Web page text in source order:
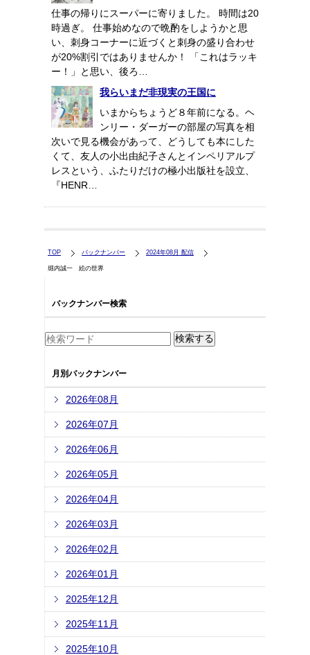
仕事の帰りにスーパーに寄りました。 時間は20
時過ぎ。 仕事始めなので晩酌をしようかと思
い、刺身コーナーに近づくと刺身の盛り合わせ
が20%割引ではありませんか！ 「これはラッキ
ー！」と思い、後ろ…
我らいまだ非現実の王国に
いまからちょうど８年前になる。ヘ
ンリー・ダーガーの部屋の写真を相
次いで見る機会があって、どうしても本にした
くて、友人の小出由紀子さんとインペリアルプ
レスという、ふたりだけの極小出版社を設立、
『HENR…
TOP バックナンバー 2024年08月 配信
堀内誠一 絵の世界
バックナンバー検索
月別バックナンバー
2026年08月
2026年07月
2026年06月
2026年05月
2026年04月
2026年03月
2026年02月
2026年01月
2025年12月
2025年11月
2025年10月